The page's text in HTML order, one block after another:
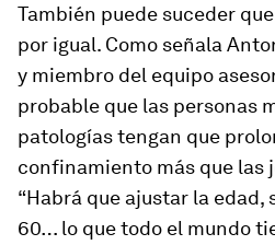
También puede suceder
por igual. Como señala
y miembro del equipo
probable que las personas
patologías tengan que
confinamiento más que las
“Habrá que ajustar la edad,
60… lo que todo el mundo